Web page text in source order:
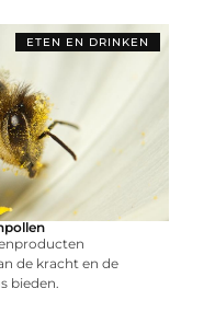
ETEN EN DRINKEN
de kracht en de
bieden.